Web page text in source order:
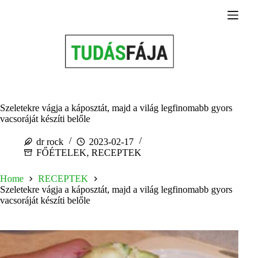
Szeletekre vágja a káposztát, majd a világ legfinomabb gyors
vacsoráját készíti belőle
dr rock
2023-02-17
FŐÉTELEK, RECEPTEK
Home
RECEPTEK
Szeletekre vágja a káposztát, majd a világ legfinomabb gyors
vacsoráját készíti belőle